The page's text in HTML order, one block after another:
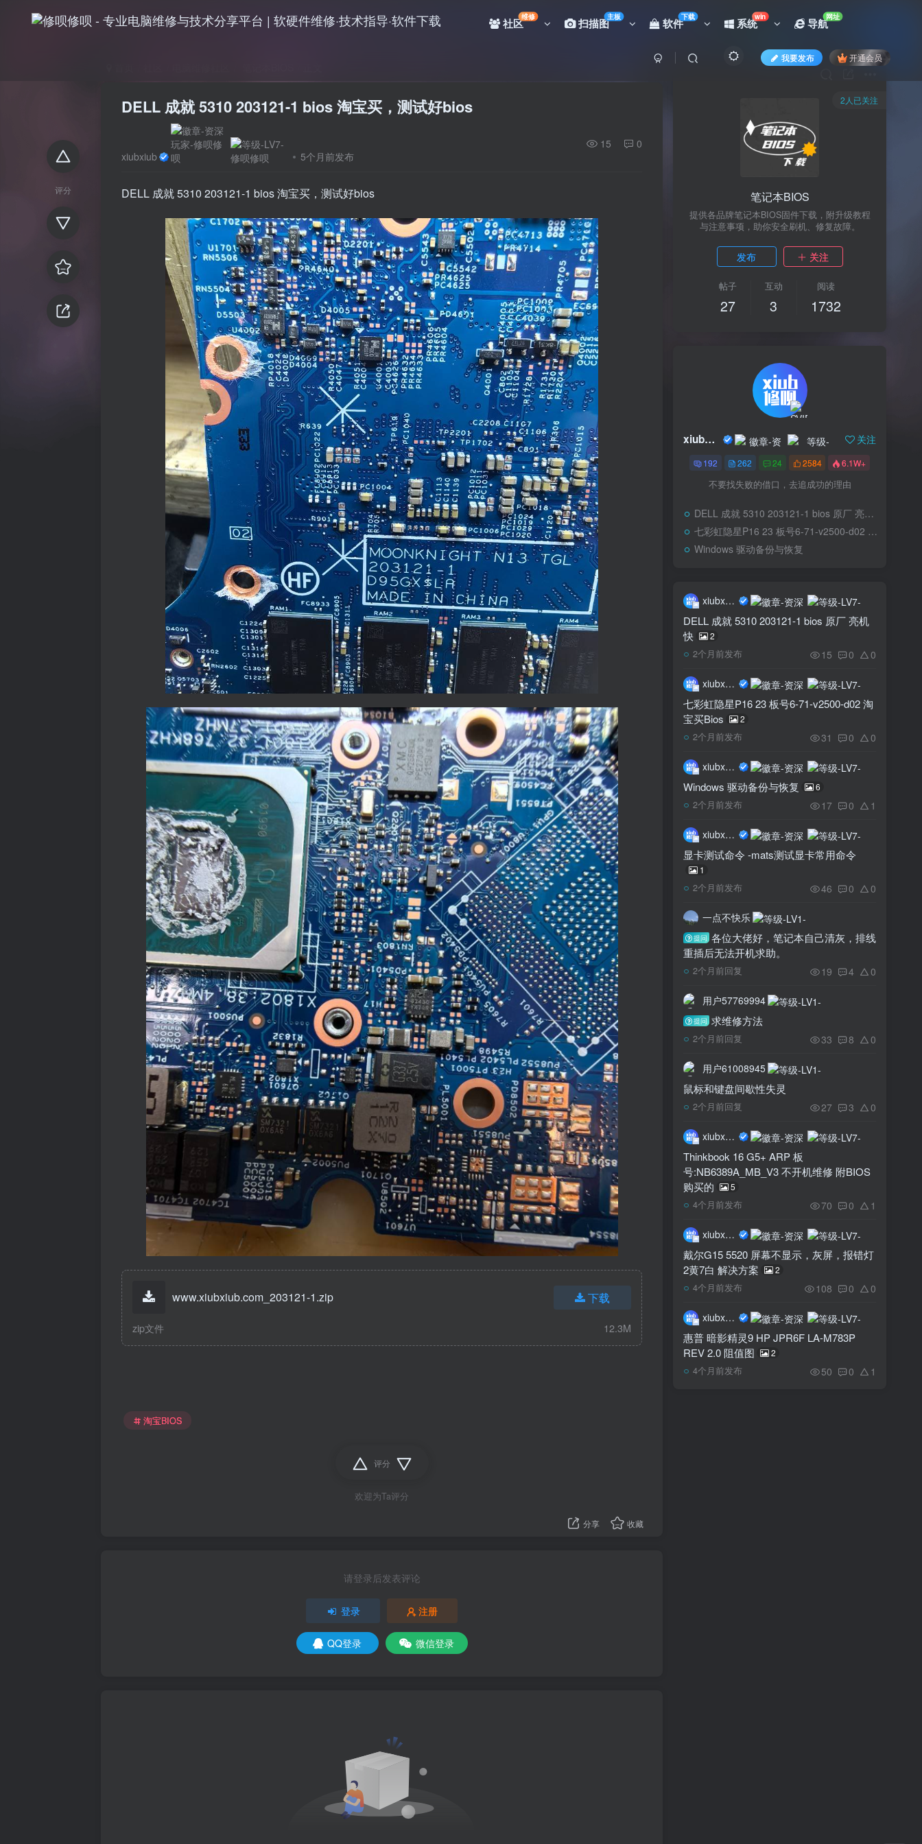
社区维修 扫描图主板 软件下载 系统win 导航网址
我要发布 开通会员
评分
DELL 成就 5310 203121-1 bios 淘宝买，测试好bios
xiubxiub 5个月前发布
15 0
DELL 成就 5310 203121-1 bios 淘宝买，测试好bios
www.xiubxiub.com_203121-1.zip 下载
zip文件 12.3M
淘宝BIOS
评分
欢迎为Ta评分
分享 收藏
请登录后发表评论
登录 注册
QQ登录 微信登录
2人已关注
笔记本BIOS
提供各品牌笔记本BIOS固件下载，附升级教程
与注意事项，助你安全刷机、修复故障。
发布 关注
帖子
27
互动
3
阅读
1732
xiubxiub 关注
192 262 24 2584 6.1W+
不要找失败的借口，去追成功的理由
DELL 成就 5310 203121-1 bios 原厂 亮机快
七彩虹隐星P16 23 板号6-71-v2500-d02 淘宝买Bios
Windows 驱动备份与恢复
xiubxiub
DELL 成就 5310 203121-1 bios 原厂 亮机
快
2
2个月前发布 15 0 0
xiubxiub
七彩虹隐星P16 23 板号6-71-v2500-d02 淘
宝买Bios
2
2个月前发布 31 0 0
xiubxiub
Windows 驱动备份与恢复 6
2个月前发布 17 0 1
xiubxiub
显卡测试命令 -mats测试显卡常用命令
1
2个月前发布 46 0 0
一点不快乐
提问 各位大佬好，笔记本自己清灰，排线
重插后无法开机求助。
2个月前回复 19 4 0
用户57769994
提问 求维修方法
2个月前回复 33 8 0
用户61008945
鼠标和键盘间歇性失灵
2个月前回复 27 3 0
xiubxiub
Thinkbook 16 G5+ ARP 板
号:NB6389A_MB_V3 不开机维修 附BIOS
购买的
5
4个月前发布 70 0 1
xiubxiub
戴尔G15 5520 屏幕不显示，灰屏，报错灯
2黄7白 解决方案
2
4个月前发布 108 0 0
xiubxiub
惠普 暗影精灵9 HP JPR6F LA-M783P
REV 2.0 阻值图
2
4个月前发布 50 0 1